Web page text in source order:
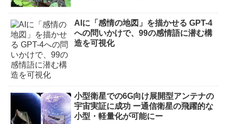
AIに「感情の地図」を描かせる GPT-4
への問いかけで、99の感情語に潜む構
造を可視化
小型衛星での6G向け展開型アンテナの
宇宙実証に成功 ー通信衛星の飛躍的な
小型・軽量化が可能にー